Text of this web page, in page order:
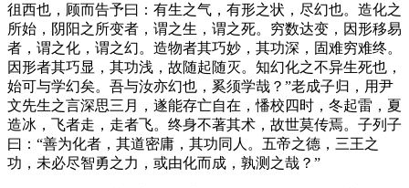
徂西也，顾而告予曰：有生之气，有形之状，尽幻也。造化之
所始，阴阳之所变者，谓之生，谓之死。穷数达变，因形移易
者，谓之化，谓之幻。造物者其巧妙，其功深，固难穷难终。
因形者其巧显，其功浅，故随起随灭。知幻化之不异生死也，
始可与学幻矣。吾与汝亦幻也，奚须学哉？”老成子归，用尹
文先生之言深思三月，遂能存亡自在，憣校四时，冬起雷，夏
造冰，飞者走，走者飞。终身不著其术，故世莫传焉。子列子
曰：“善为化者，其道密庸，其功同人。五帝之德，三王之
功，未必尽智勇之力，或由化而成，孰测之哉？”